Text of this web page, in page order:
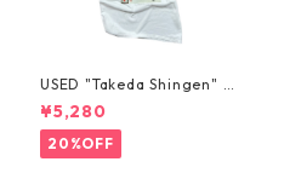
USED "Takeda Shingen" T
EE
¥5,280
20%OFF